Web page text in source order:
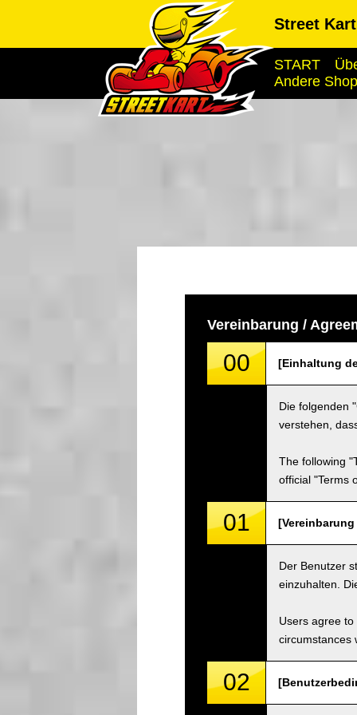
Street
START
Andere
Vereinbarung /
00 [Einhaltung
Die folgenden
verstehen,
The following
official "Terms
01
Der Benutzer
einzuhalten.
Users agree
circumstances
02